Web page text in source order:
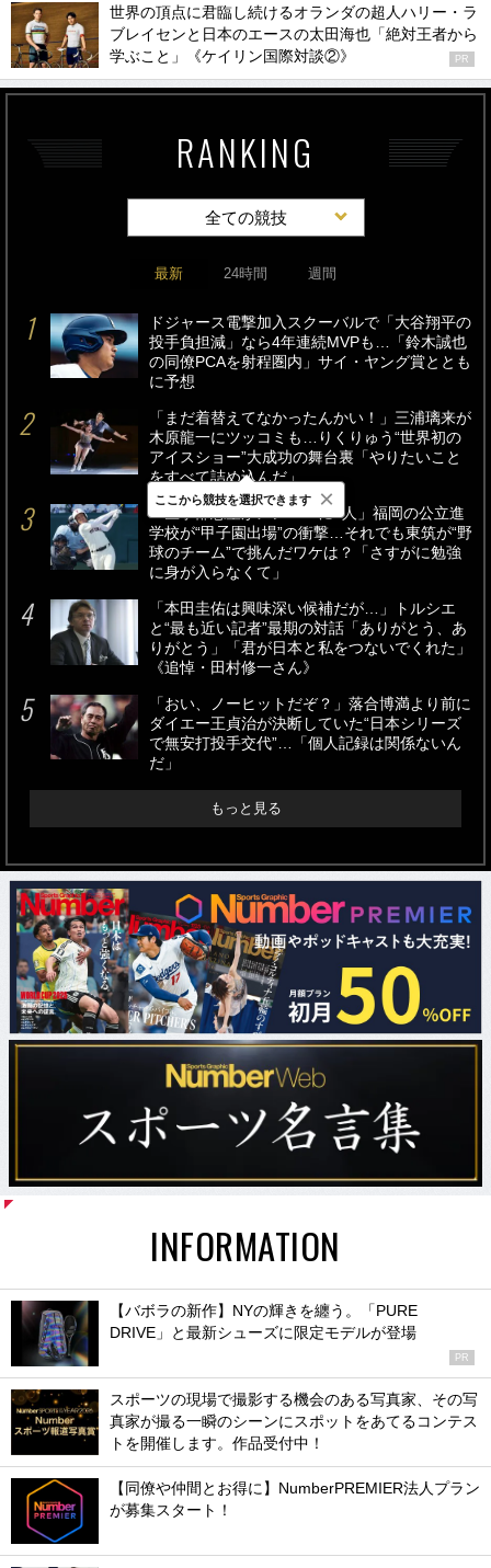
世界の頂点に君臨し続けるオランダの超人ハリー・ラ
ブレイセンと日本のエースの太田海也「絶対王者から
学ぶこと」《ケイリン国際対談②》
PR
RANKING
全ての競技
最新 24時間 週間
ドジャース電撃加入スクーバルで「大谷翔平の
投手負担減」なら4年連続MVPも…「鈴木誠也
の同僚PCAを射程圏内」サイ・ヤング賞ととも
に予想
「まだ着替えてなかったんかい！」三浦璃来が
木原龍一にツッコミも…りくりゅう“世界初の
アイスショー”大成功の舞台裏「やりたいこと
をすべて詰め込んだ」
「医学部志望がメンバーに4人」福岡の公立進
学校が“甲子園出場”の衝撃…それでも東筑が“野
球のチーム”で挑んだワケは？「さすがに勉強
に身が入らなくて」
「本田圭佑は興味深い候補だが…」トルシエ
と“最も近い記者”最期の対話「ありがとう、あ
りがとう」「君が日本と私をつないでくれた」
《追悼・田村修一さん》
「おい、ノーヒットだぞ？」落合博満より前に
ダイエー王貞治が決断していた“日本シリーズ
で無安打投手交代”…「個人記録は関係ないん
だ」
もっと見る
INFORMATION
【バボラの新作】NYの輝きを纏う。「PURE
DRIVE」と最新シューズに限定モデルが登場
PR
スポーツの現場で撮影する機会のある写真家、その写
真家が撮る一瞬のシーンにスポットをあてるコンテス
トを開催します。作品受付中！
【同僚や仲間とお得に】NumberPREMIER法人プラン
が募集スタート！
ここから競技を選択できます ×